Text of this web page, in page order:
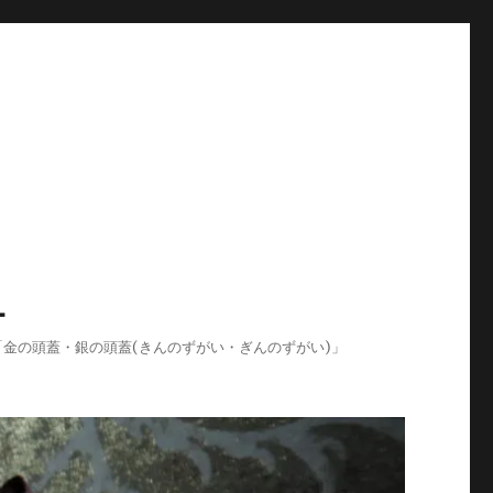
の頭蓋・銀の頭蓋(きんのずがい・ぎんのずがい)」